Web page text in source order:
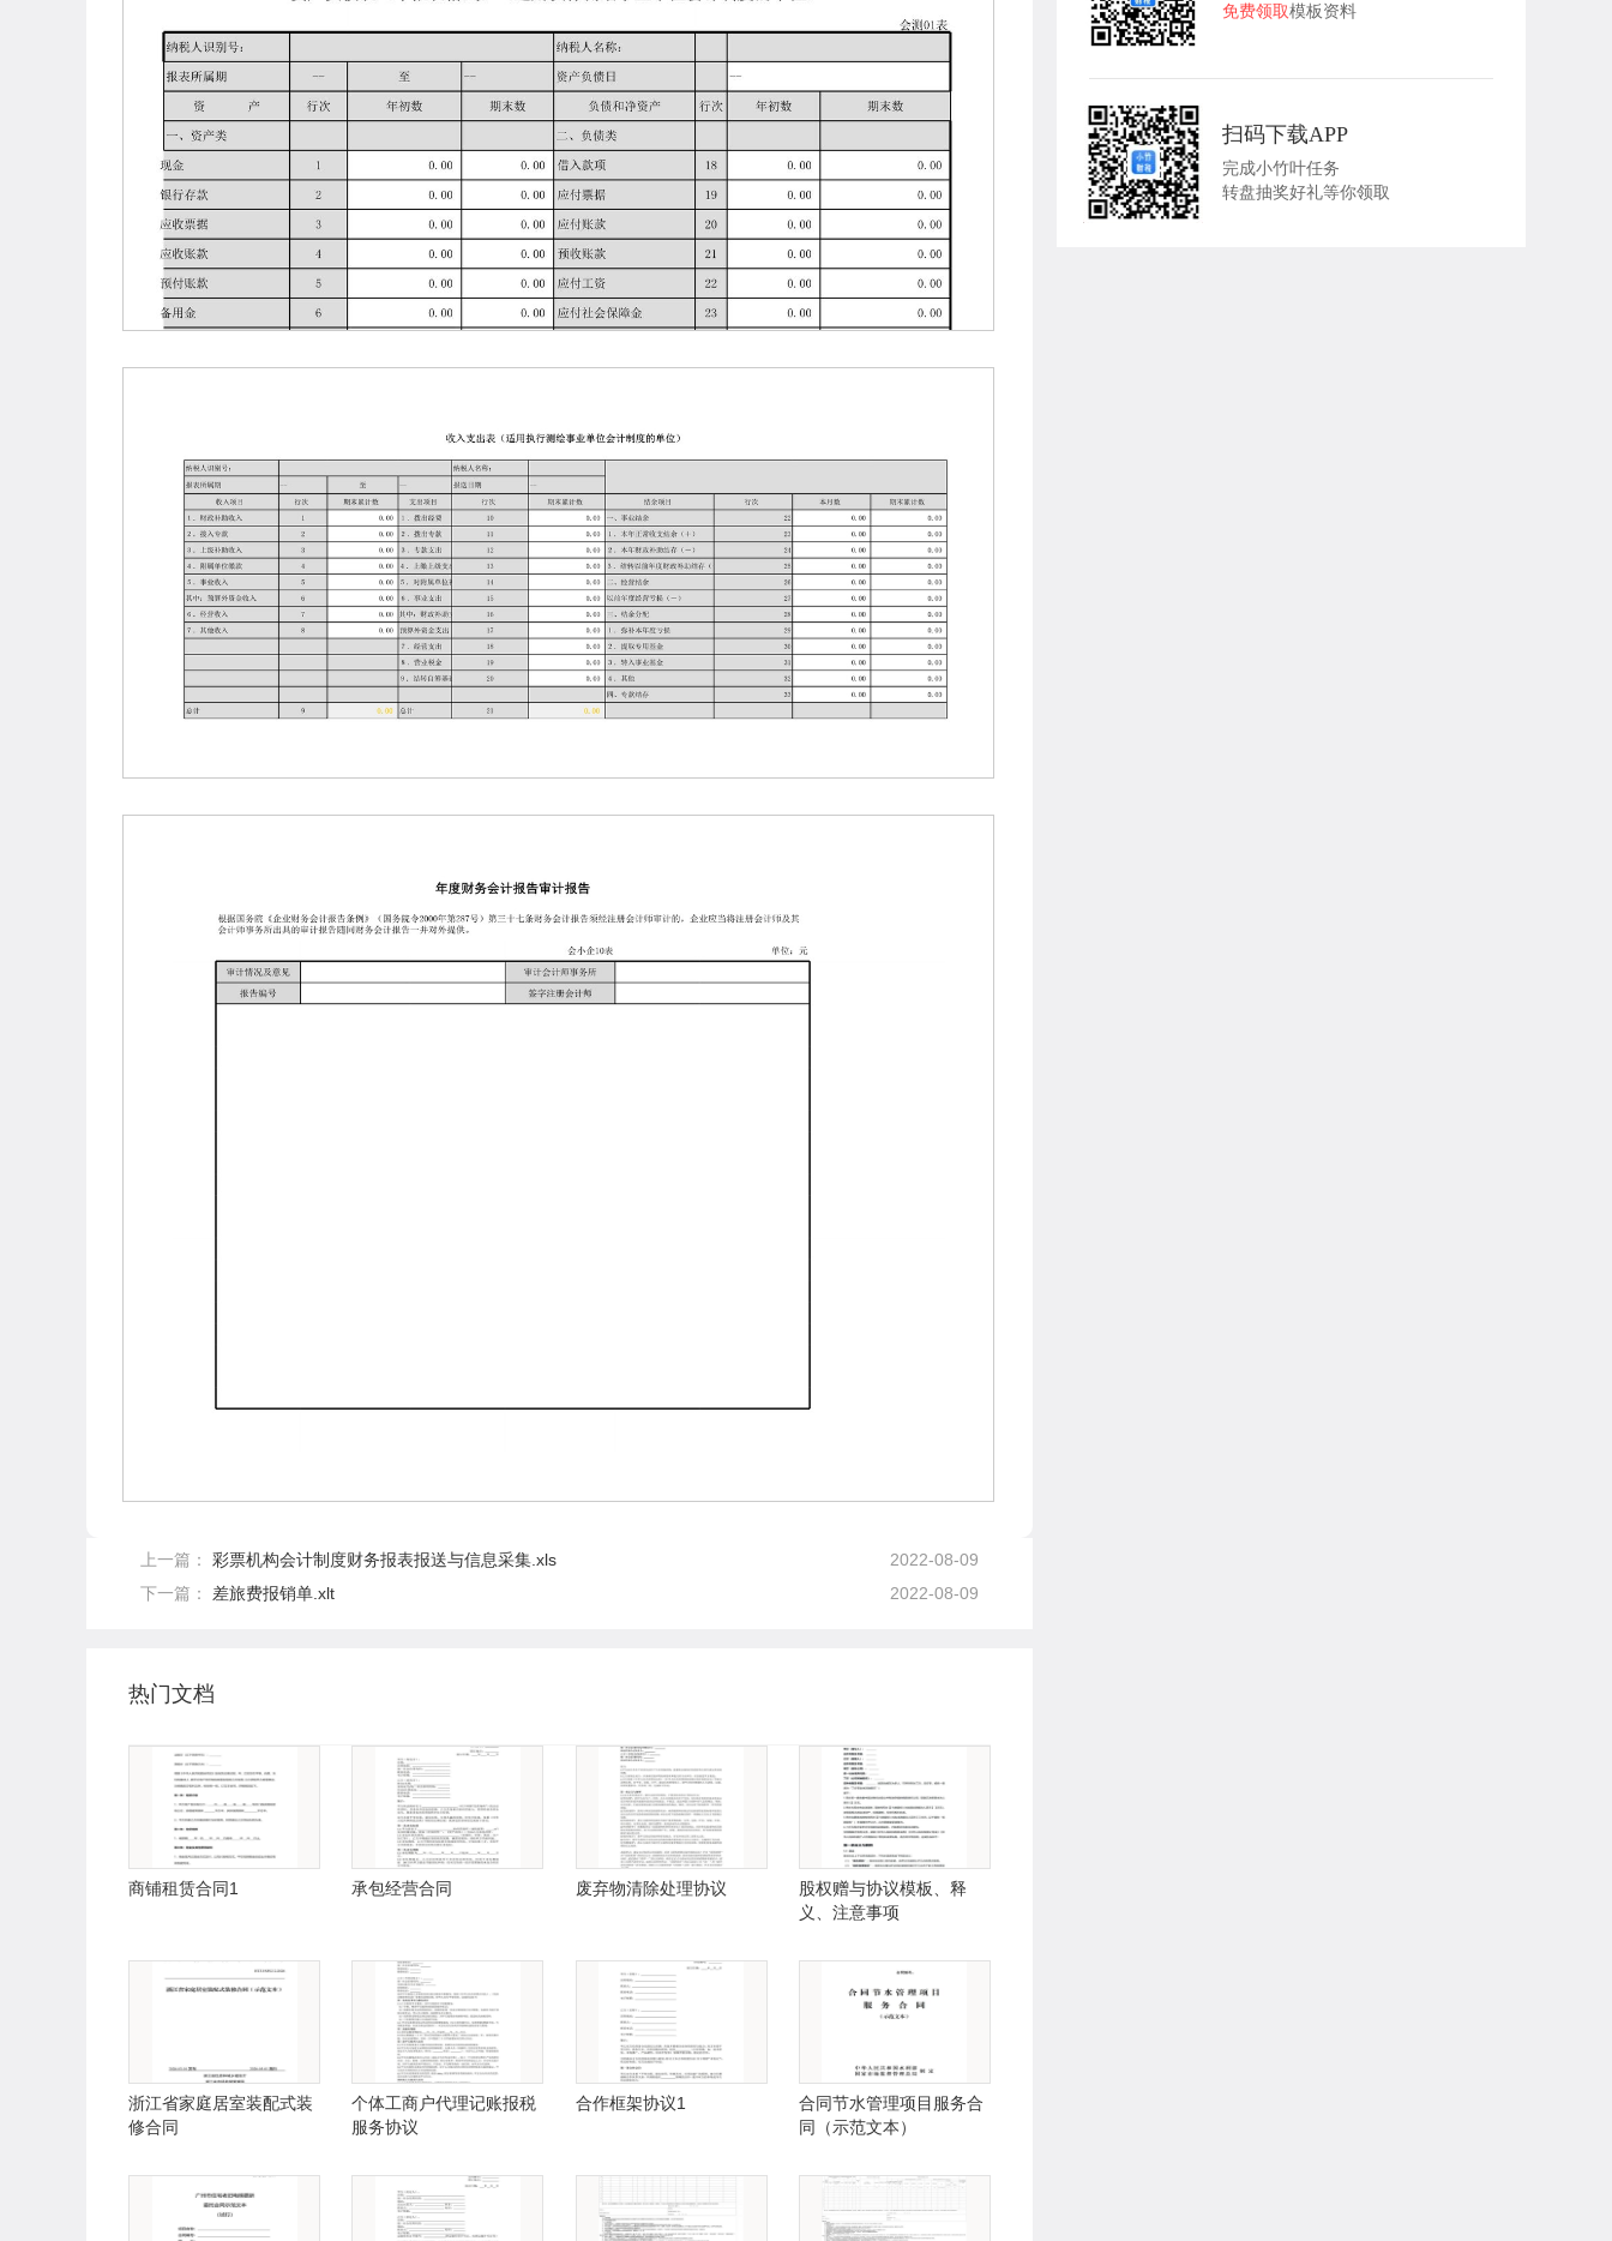
上一篇： 彩票机构会计制度财务报表报送与信息采集.xls
2022-08-09
下一篇： 差旅费报销单.xlt 2022-08-09
热门文档
商铺租赁合同1 承包经营合同 废弃物清除处理协议
股权赠与协议模板、释
义、注意事项
浙江省家庭居室装配式装
修合同
个体工商户代理记账报税
服务协议
合作框架协议1
合同节水管理项目服务合
同（示范文本）
免费领取模板资料
扫码下载APP
完成小竹叶任务
转盘抽奖好礼等你领取